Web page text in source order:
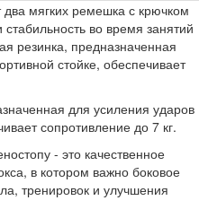
два мягких ремешка с крючком
во время занятий
резинка, предназначенная
стойке, обеспечивает
для усиления ударов
сопротивление до 7 кг.
- это качественное
в котором важно боковое
тренировок и улучшения